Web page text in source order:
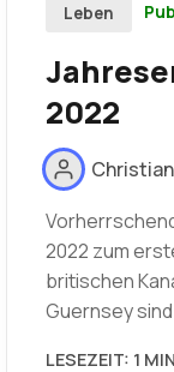
Leben
2022
2022 zum
britischen
Guernsey
LESEZEIT: 1